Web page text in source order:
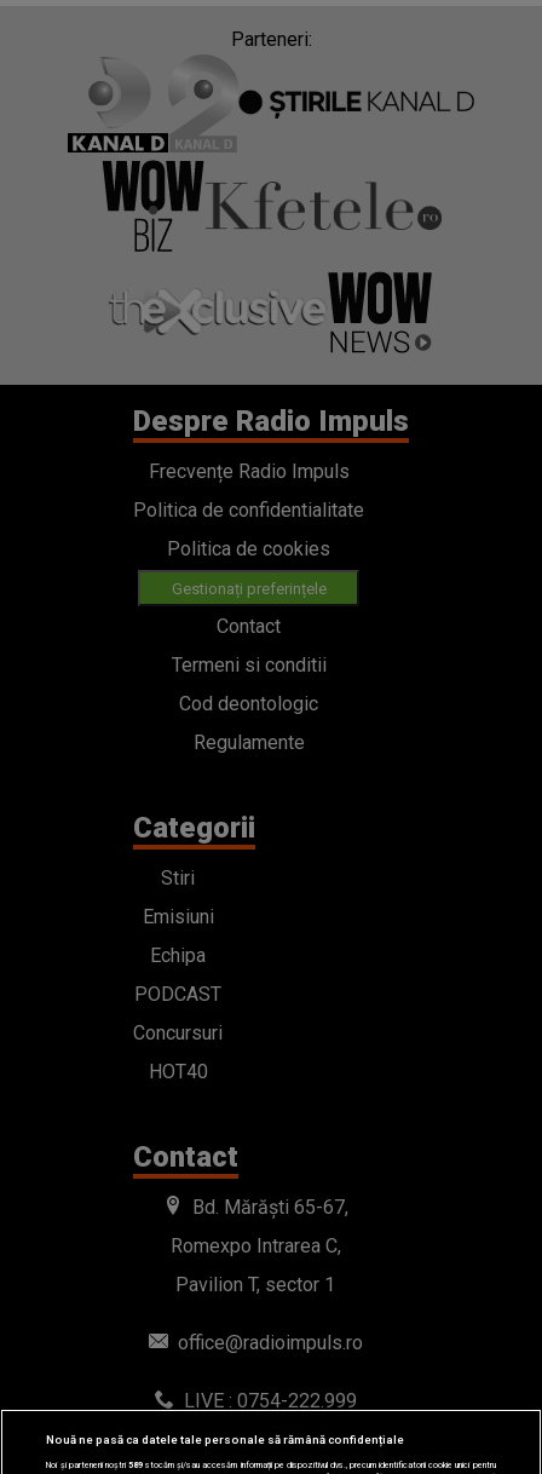
Parteneri:
Despre Radio Impuls
Frecvențe Radio Impuls
Politica de confidentialitate
Politica de cookies
Gestionați preferințele
Contact
Termeni si conditii
Cod deontologic
Regulamente
Categorii
Stiri
Emisiuni
Echipa
PODCAST
Concursuri
HOT40
Contact
Bd. Mărăști 65-67,
Romexpo Intrarea C,
Pavilion T, sector 1
office@radioimpuls.ro
LIVE : 0754-222.999
WhatsApp: 0754-222.999
Nouă ne pasă ca datele tale personale să rămână confidențiale
Noi și partenerii noștri589stocăm și/sau accesăm informații pe dispozitivul dvs., precum identificatorii cookie unici pentru